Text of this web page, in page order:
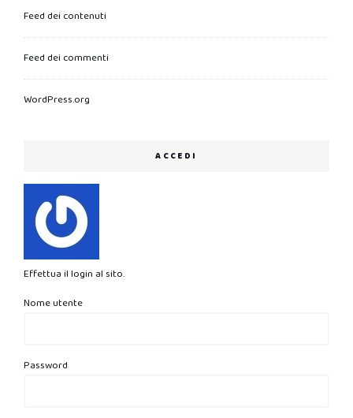
Feed dei contenuti
Feed dei commenti
WordPress.org
ACCEDI
Effettua il login al sito.
Nome utente
Password